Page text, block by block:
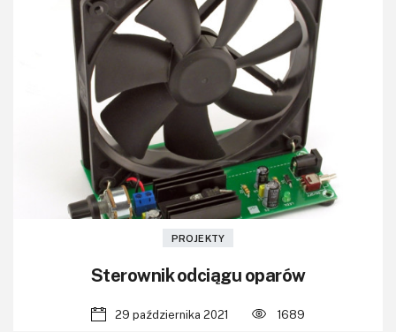
Dla Ciebie
KITy AVT
Kontakt
Newsletter
Magazyny
Do pobrania
PROJEKTY
Sterownik odciągu oparów
29 października 2021 1689